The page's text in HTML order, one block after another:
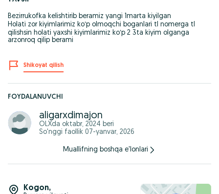
Bezirrukofka kelishtirib beramiz yangi 1marta kiyilgan
Holati zor kiyimlarimiz koʻp olmoqchi boganlari tl nomerga tl
qilishsin holati yaxshi kiyimlarimiz koʻp 2 3ta kiyim olganga
arzonroq qilip berami
Shikoyat qilish
FOYDALANUVCHI
aligarxdimajon
OLXda oktabr, 2024 beri
So'nggi faollik 07-yanvar, 2026
Muallifning boshqa e'lonlari
Kogon,